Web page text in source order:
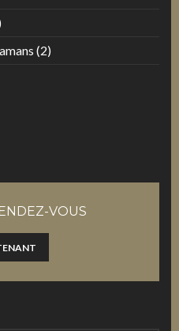
(2)
VOUS